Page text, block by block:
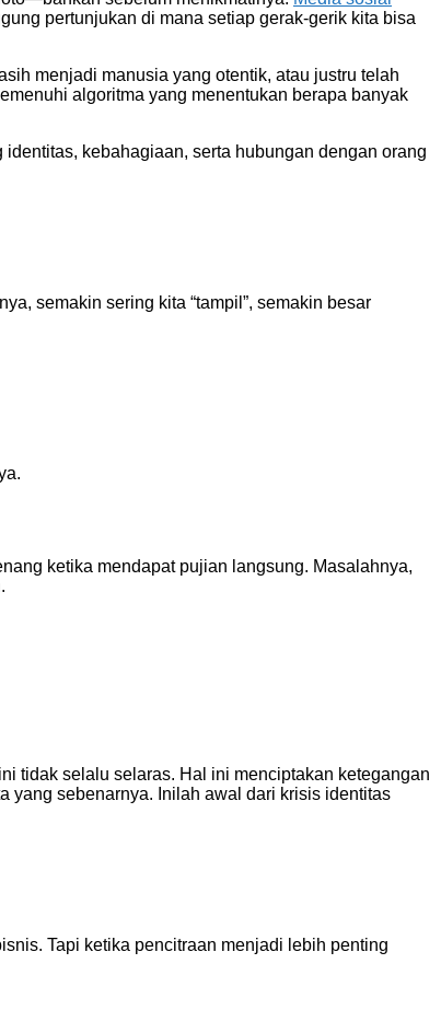
pertunjukan di mana setiap gerak-gerik kita bisa
menjadi manusia yang otentik, atau justru telah
algoritma yang menentukan berapa banyak
kebahagiaan, serta hubungan dengan orang
semakin sering kita “tampil”, semakin besar
ketika mendapat pujian langsung. Masalahnya,
tidak selalu selaras. Hal ini menciptakan ketegangan
yang sebenarnya. Inilah awal dari krisis identitas
Tapi ketika pencitraan menjadi lebih penting